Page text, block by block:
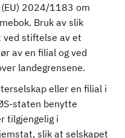
2024/1183 om
Bruk av slik
stiftelse av et
av en filial og ved
landegrensene.
eller en filial i
staten benytte
tilgjengelig i
slik at selskapet